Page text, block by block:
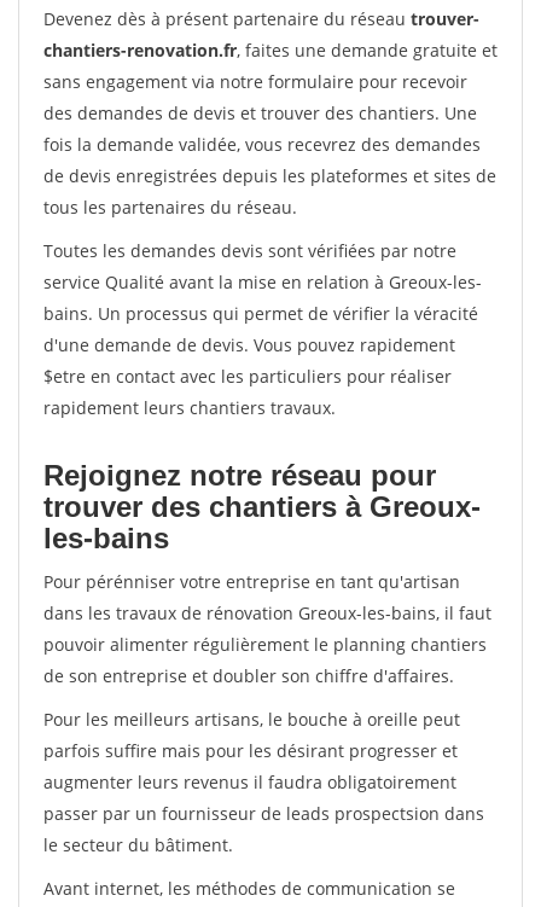
Devenez dès à présent partenaire du réseau trouver-
chantiers-renovation.fr, faites une demande gratuite et
sans engagement via notre formulaire pour recevoir
des demandes de devis et trouver des chantiers. Une
fois la demande validée, vous recevrez des demandes
de devis enregistrées depuis les plateformes et sites de
tous les partenaires du réseau.
Toutes les demandes devis sont vérifiées par notre
service Qualité avant la mise en relation à Greoux-les-
bains. Un processus qui permet de vérifier la véracité
d'une demande de devis. Vous pouvez rapidement
$etre en contact avec les particuliers pour réaliser
rapidement leurs chantiers travaux.
Rejoignez notre réseau pour
trouver des chantiers à Greoux-
les-bains
Pour pérénniser votre entreprise en tant qu'artisan
dans les travaux de rénovation Greoux-les-bains, il faut
pouvoir alimenter régulièrement le planning chantiers
de son entreprise et doubler son chiffre d'affaires.
Pour les meilleurs artisans, le bouche à oreille peut
parfois suffire mais pour les désirant progresser et
augmenter leurs revenus il faudra obligatoirement
passer par un fournisseur de leads prospectsion dans
le secteur du bâtiment.
Avant internet, les méthodes de communication se